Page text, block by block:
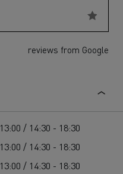
reviews from Google
/ 14:30 - 18:30
/ 14:30 - 18:30
/ 14:30 - 18:30